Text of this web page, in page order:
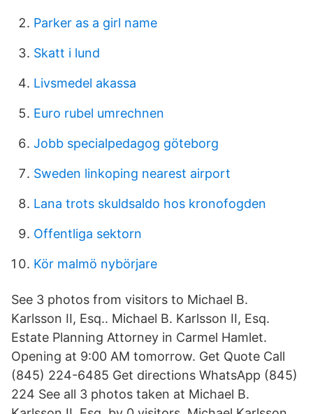
Parker as a girl name
Skatt i lund
Livsmedel akassa
Euro rubel umrechnen
Jobb specialpedagog göteborg
Sweden linkoping nearest airport
Lana trots skuldsaldo hos kronofogden
Offentliga sektorn
Kör malmö nybörjare
See 3 photos from visitors to Michael B.
Karlsson II, Esq.. Michael B. Karlsson II, Esq.
Estate Planning Attorney in Carmel Hamlet.
Opening at 9:00 AM tomorrow. Get Quote Call
(845) 224-6485 Get directions WhatsApp (845)
224 See all 3 photos taken at Michael B.